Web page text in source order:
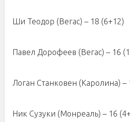
Ши Теодор (Вегас) – 18 (6+12)
Павел Дорофеев (Вегас) – 16
Логан Станковен (Каролина) –
Ник Сузуки (Монреаль) – 16